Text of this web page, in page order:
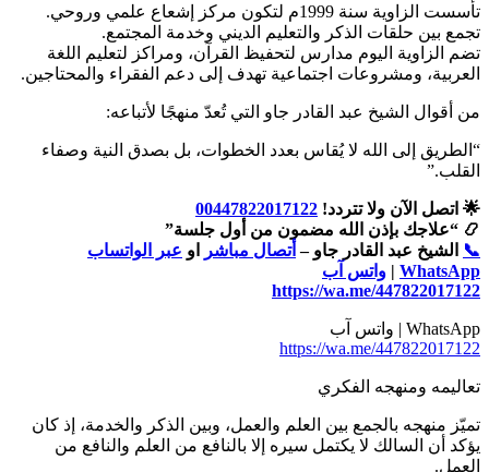
تأسست الزاوية سنة 1999م لتكون مركز إشعاع علمي وروحي.
تجمع بين حلقات الذكر والتعليم الديني وخدمة المجتمع.
تضم الزاوية اليوم مدارس لتحفيظ القرآن، ومراكز لتعليم اللغة
العربية، ومشروعات اجتماعية تهدف إلى دعم الفقراء والمحتاجين.
من أقوال الشيخ عبد القادر جاو التي تُعدّ منهجًا لأتباعه:
“الطريق إلى الله لا يُقاس بعدد الخطوات، بل بصدق النية وصفاء
القلب.”
🌟 اتصل الآن ولا تتردد! 00447822017122
📿 “علاجك بإذن الله مضمون من أول جلسة”
📞
الشيخ عبد القادر جاو – أتصال مباشر او عبر الواتساب
WhatsApp
| واتس آب
https://wa.me/447822017122
WhatsApp | واتس آب
https://wa.me/447822017122
تعاليمه ومنهجه الفكري
تميّز منهجه بالجمع بين العلم والعمل، وبين الذكر والخدمة، إذ كان
يؤكد أن السالك لا يكتمل سيره إلا بالنافع من العلم والنافع من
العمل.